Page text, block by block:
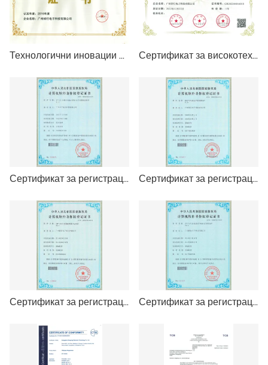
Технологични иновации Малко гигантско предприятие Сертификат за високотехнологично предприятие
Сертификат за регистрация на авторски права на софтуер (XTP-K5100) Сертификат за регистрация на авторски права на софтуер (аларма за ненормално налягане в гумите)
Сертификат за регистрация на авторски права на софтуер (XTP-100) Сертификат за регистрация на авторски права на софтуер (TPMS протокол)